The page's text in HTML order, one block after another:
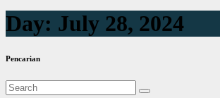
Day: July 28, 2024
Pencarian